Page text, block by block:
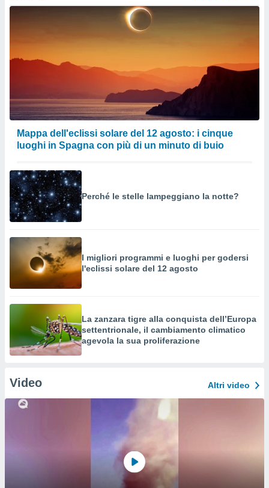
Mappa dell'eclissi solare del 12 agosto: i cinque
luoghi in Spagna con più di un minuto di buio
Perché le stelle lampeggiano la notte?
I migliori programmi e luoghi per godersi
l'eclissi solare del 12 agosto
La zanzara tigre alla conquista dell’Europa
settentrionale, il cambiamento climatico
agevola la sua proliferazione
Video Altri video